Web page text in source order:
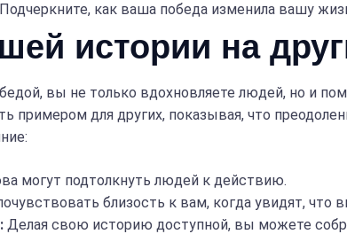
Подчеркните, как ваша победа изменила вашу
истории на
вы не только вдохновляете людей, но и
примером для других, показывая, что
могут подтолкнуть людей к действию.
близость к вам, когда увидят, что
Делая свою историю доступной, вы можете